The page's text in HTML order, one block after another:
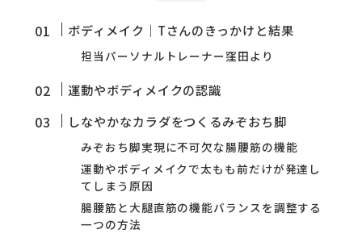
ボディメイク｜Tさんのきっかけと結果
担当パーソナルトレーナー窪田より
運動やボディメイクの認識
しなやかなカラダをつくるみぞおち脚
みぞおち脚実現に不可欠な腸腰筋の機能
運動やボディメイクで太もも前だけが発達し
てしまう原因
腸腰筋と大腿直筋の機能バランスを調整する
一つの方法